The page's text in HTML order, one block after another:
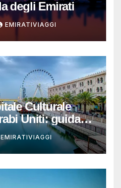
degli Emirati
EMIRATIVIAGGI
Culturale
Uniti: guida
ben
sorprese
EMIRATIVIAGGI